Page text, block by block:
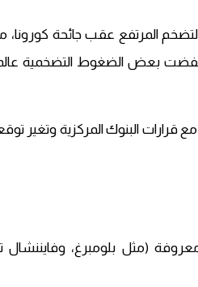
المرتفع عقب جائحة كورونا،
بعض الضغوط التضخمية
بتباين مع قرارات البنوك المركزية
(مثل بلومبرغ، وفايننشال